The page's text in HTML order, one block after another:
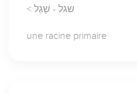
< שגל - שָׁגַל
une racine primaire